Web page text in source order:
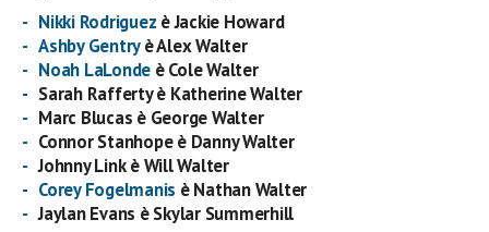
Nikki Rodriguez è Jackie Howard
Ashby Gentryè Alex Walter
Noah LaLonde è Cole Walter
Sarah Rafferty è Katherine Walter
Marc Blucas è George Walter
Connor Stanhope è Danny Walter
Johnny Link è Will Walter
Corey Fogelmanis è Nathan Walter
Jaylan Evans è Skylar Summerhill